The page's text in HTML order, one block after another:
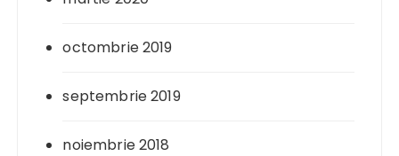
octombrie 2019
septembrie 2019
noiembrie 2018